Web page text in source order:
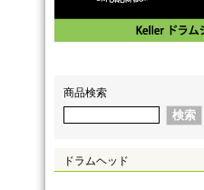
商品検索
ドラムヘッド